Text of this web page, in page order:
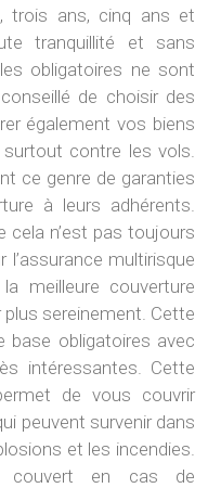
trois ans, cinq ans et
tranquillité et sans
obligatoires ne sont
de choisir des
également vos biens
contre les vols.
ce genre de garanties
à leurs adhérents.
n’est pas toujours
multirisque
meilleure couverture
sereinement. Cette
base obligatoires avec
intéressantes. Cette
de vous couvrir
peuvent survenir dans
et les incendies.
couvert en cas de